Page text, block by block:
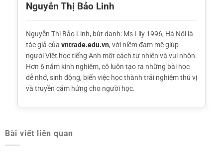
Nguyễn Thị Bảo Linh
Nguyễn Thị Bảo Linh, bút danh: Ms Lily 1996, Hà Nội là
tác giả của vntrade.edu.vn, với niềm đam mê giúp
người Việt học tiếng Anh một cách tự nhiên và vui nhộn.
Hơn 6 năm kinh nghiệm, cô luôn tạo ra những bài học
dễ nhớ, sinh động, biến việc học thành trải nghiệm thú vị
và truyền cảm hứng cho người học.
Bài viết liên quan